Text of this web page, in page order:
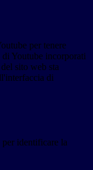
per tenere
Youtube incorporati
sito web sta
di
identificare la